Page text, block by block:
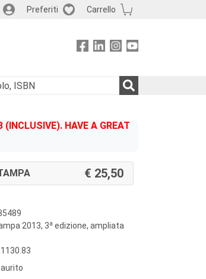
Preferiti Carrello
HAVE A GREAT
25,50
2013, 3a edizione, ampliata
1130.83